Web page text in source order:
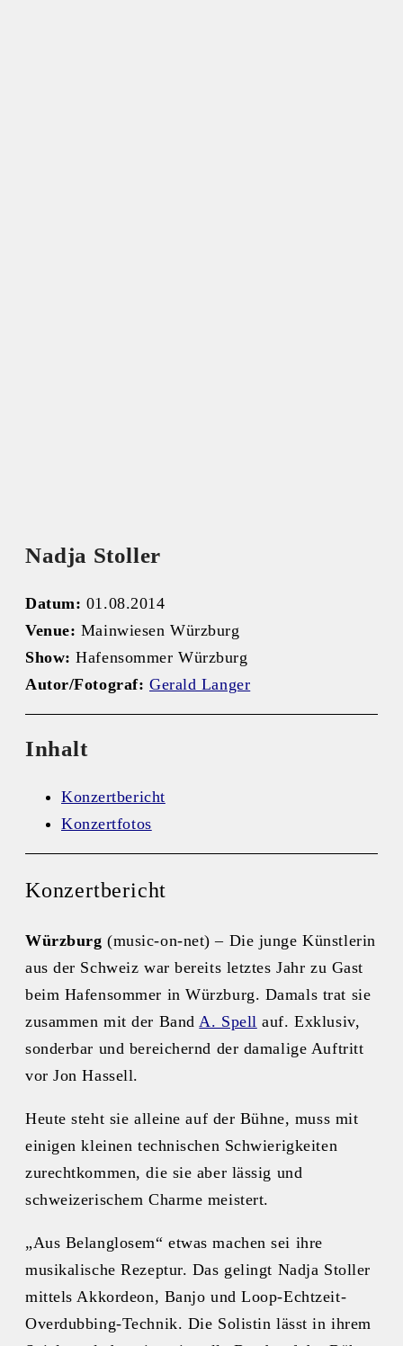
Nadja Stoller
Datum: 01.08.2014
Venue: Mainwiesen Würzburg
Show: Hafensommer Würzburg
Autor/Fotograf: Gerald Langer
Inhalt
Konzertbericht
Konzertfotos
Konzertbericht
Würzburg (music-on-net) – Die junge Künstlerin
aus der Schweiz war bereits letztes Jahr zu Gast
beim Hafensommer in Würzburg. Damals trat sie
zusammen mit der BandA. Spell auf. Exklusiv,
sonderbar und bereichernd der damalige Auftritt
vor Jon Hassell.
Heute steht sie alleine auf der Bühne, muss mit
einigen kleinen technischen Schwierigkeiten
zurechtkommen, die sie aber lässig und
schweizerischem Charme meistert.
„Aus Belanglosem“ etwas machen sei ihre
musikalische Rezeptur. Das gelingt Nadja Stoller
mittels Akkordeon, Banjo und Loop-Echtzeit-
Overdubbing-Technik. Die Solistin lässt in ihrem